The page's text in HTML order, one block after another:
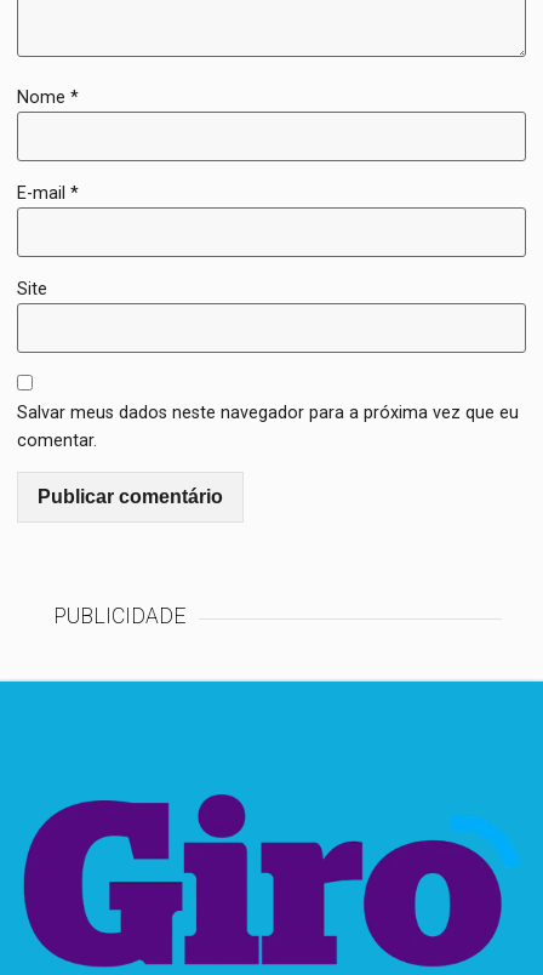
Nome*
E-mail*
Site
Salvar meus dados neste navegador para a próxima vez que eu
comentar.
PUBLICIDADE